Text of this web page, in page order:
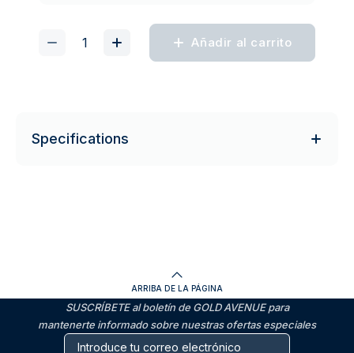
Añadir al carrito
Specifications
ARRIBA DE LA PÁGINA
SUSCRÍBETE al boletín de GOLD AVENUE para
mantenerte informado sobre nuestras ofertas especiales